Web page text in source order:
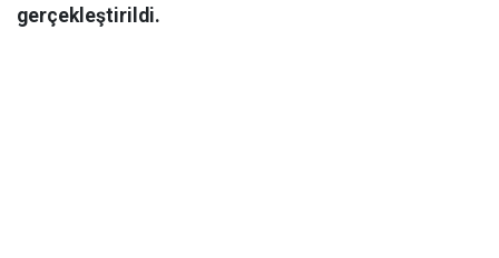
gerçekleştirildi.